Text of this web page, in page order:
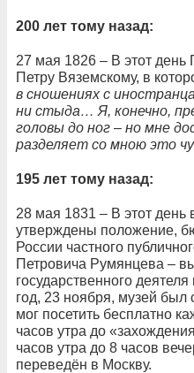
200 лет тому назад:
27 мая 1826 – В этот
Петру Вяземскому, в
в сношениях с
ни стыда… Я, конечно,
головы до ног – но мне
разделяет со мною это
195 лет тому назад:
28 мая 1831 – В этот день
утверждены положение,
России частного
Петровича Румянцева –
государственного
год, 23 ноября, музей был
мог посетить бесплатно
часов утра до
часов утра до 8 часов
переведён в Москву.